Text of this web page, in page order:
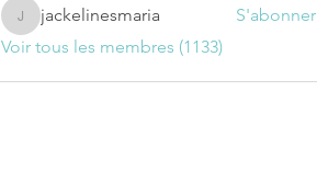
jackelinesmaria
jackelinesmaria
S'abonner
Voir tous les membres (1133)